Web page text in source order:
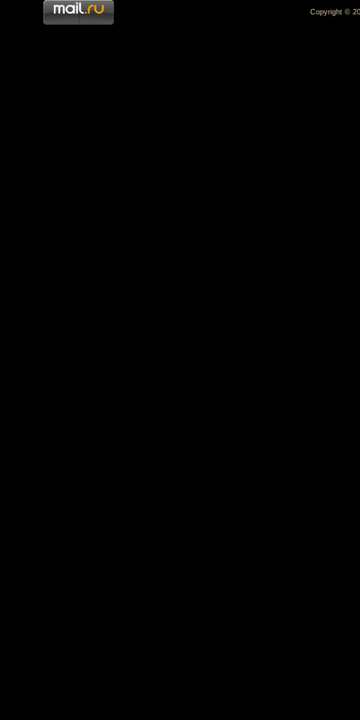
Copyright ©